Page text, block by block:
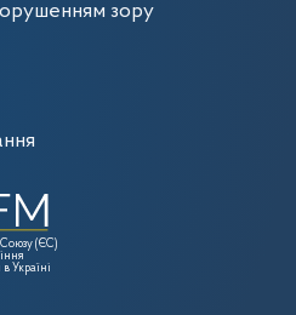
зору
Союзу (ЄС)
Україні